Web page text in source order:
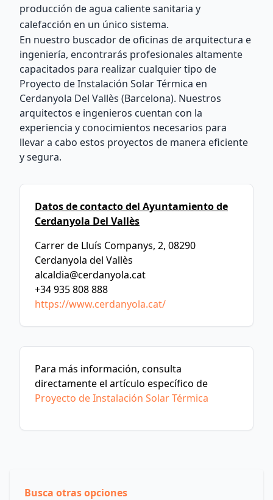
producción de agua caliente sanitaria y
calefacción en un único sistema.
En nuestro buscador de oficinas de arquitectura e
ingeniería, encontrarás profesionales altamente
capacitados para realizar cualquier tipo de
Proyecto de Instalación Solar Térmica en
Cerdanyola Del Vallès (Barcelona). Nuestros
arquitectos e ingenieros cuentan con la
experiencia y conocimientos necesarios para
llevar a cabo estos proyectos de manera eficiente
y segura.
Datos de contacto del Ayuntamiento de
Cerdanyola Del Vallès
Carrer de Lluís Companys, 2, 08290
Cerdanyola del Vallès
alcaldia@cerdanyola.cat
+34 935 808 888
https://www.cerdanyola.cat/
Para más información, consulta
directamente el artículo específico de
Proyecto de Instalación Solar Térmica
Busca otras opciones